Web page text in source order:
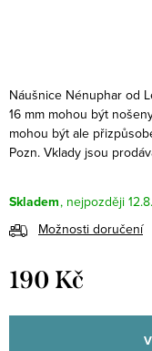
Náušnice Nénuphar od
16 mm mohou být
mohou být ale
Pozn. Vklady jsou
Skladem
Možnosti doručení
190 Kč
cena: